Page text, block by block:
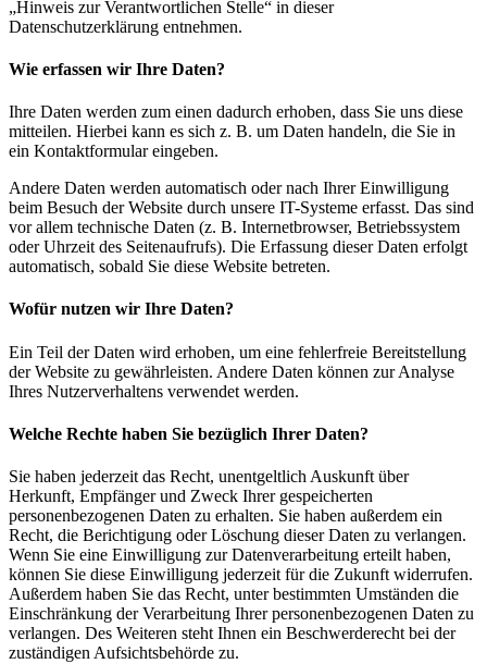
„Hinweis zur Verantwortlichen Stelle“ in dieser
Datenschutzerklärung entnehmen.
Wie erfassen wir Ihre Daten?
Ihre Daten werden zum einen dadurch erhoben, dass Sie uns diese
mitteilen. Hierbei kann es sich z. B. um Daten handeln, die Sie in
ein Kontaktformular eingeben.
Andere Daten werden automatisch oder nach Ihrer Einwilligung
beim Besuch der Website durch unsere IT-Systeme erfasst. Das sind
vor allem technische Daten (z. B. Internetbrowser, Betriebssystem
oder Uhrzeit des Seitenaufrufs). Die Erfassung dieser Daten erfolgt
automatisch, sobald Sie diese Website betreten.
Wofür nutzen wir Ihre Daten?
Ein Teil der Daten wird erhoben, um eine fehlerfreie Bereitstellung
der Website zu gewährleisten. Andere Daten können zur Analyse
Ihres Nutzerverhaltens verwendet werden.
Welche Rechte haben Sie bezüglich Ihrer Daten?
Sie haben jederzeit das Recht, unentgeltlich Auskunft über
Herkunft, Empfänger und Zweck Ihrer gespeicherten
personenbezogenen Daten zu erhalten. Sie haben außerdem ein
Recht, die Berichtigung oder Löschung dieser Daten zu verlangen.
Wenn Sie eine Einwilligung zur Datenverarbeitung erteilt haben,
können Sie diese Einwilligung jederzeit für die Zukunft widerrufen.
Außerdem haben Sie das Recht, unter bestimmten Umständen die
Einschränkung der Verarbeitung Ihrer personenbezogenen Daten zu
verlangen. Des Weiteren steht Ihnen ein Beschwerderecht bei der
zuständigen Aufsichtsbehörde zu.